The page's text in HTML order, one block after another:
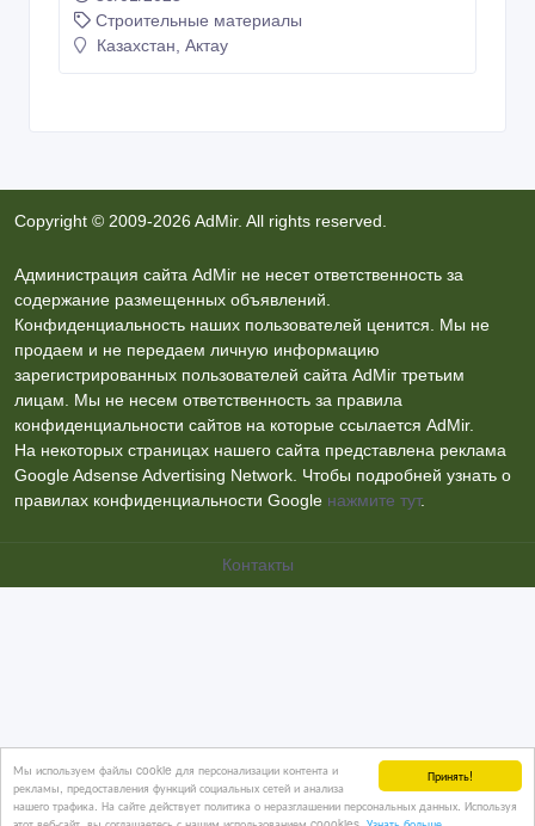
Принять!
Мы используем файлы cookie для персонализации контента и
рекламы, предоставления функций социальных сетей и анализа
нашего трафика. На сайте действует политика о неразглашении персональных данных. Используя
Строительные материалы
Казахстан, Актау
Copyright © 2009-2026 AdMir. All rights reserved.
Администрация сайта AdMir не несет ответственность за
содержание размещенных объявлений.
Конфиденциальность наших пользователей ценится. Мы не
продаем и не передаем личную информацию
зарегистрированных пользователей сайта AdMir третьим
лицам. Мы не несем ответственность за правила
конфиденциальности сайтов на которые ссылается AdMir.
На некоторых страницах нашего сайта представлена реклама
Google Adsense Advertising Network. Чтобы подробней узнать о
правилах конфиденциальности Google нажмите тут.
Контакты